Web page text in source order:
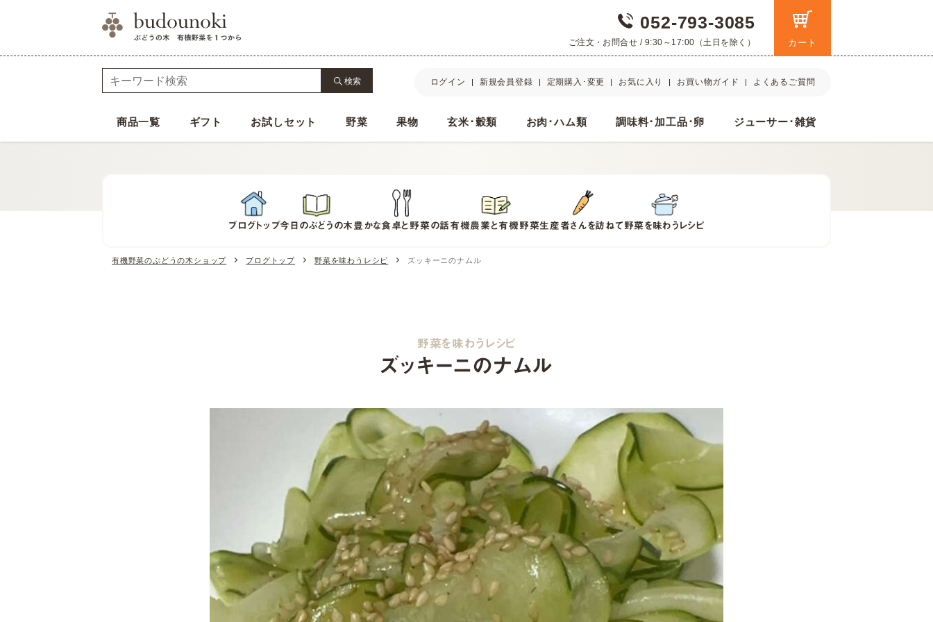
052-793-3085
ご注文・お問合せ / 9:30～17:00（土日を除く）
検索 ログイン 新規会員登録 定期購入･変更 お気に入り お買い物ガイド よくあるご質問
商品一覧 ギフト お試しセット 野菜 果物 玄米･穀類 お肉･ハム類 調味料･加工品･卵 ジューサー･雑貨
ブログトップ今日のぶどうの木 豊かな食卓と野菜の話 有機農業と有機野菜生産者さんを訪ねて 野菜を味わうレシピ
有機野菜のぶどうの木ショップ ブログトップ 野菜を味わうレシピ ズッキーニのナムル
ズッキーニのナムル
野菜を味わうレシピ
カート